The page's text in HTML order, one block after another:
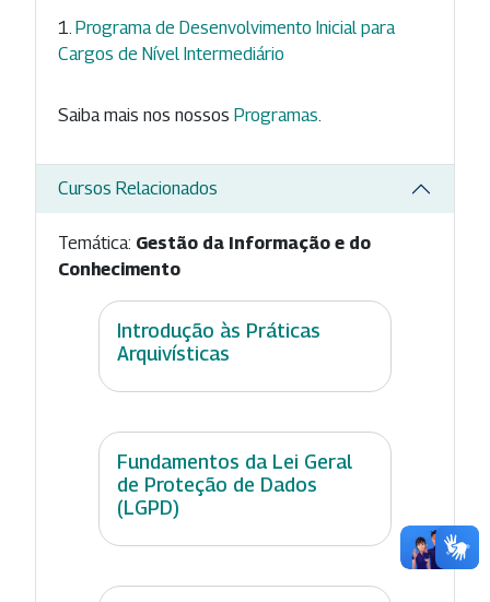
Programa de Desenvolvimento Inicial para
Cargos de Nível Intermediário
Saiba mais nos nossos Programas.
Cursos Relacionados
Temática: Gestão da Informação e do
Conhecimento
Introdução às Práticas
Arquivísticas
Fundamentos da Lei Geral
de Proteção de Dados
(LGPD)